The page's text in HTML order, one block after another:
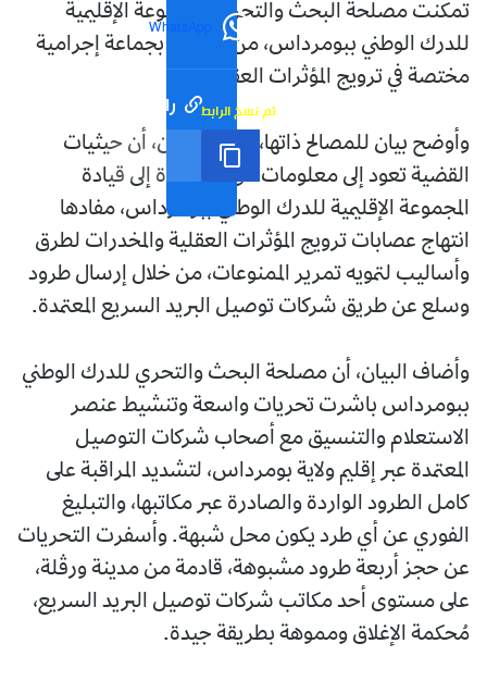
WhatsApp
رابط مختصر تم نسخ الرابط
تمكنت مصلحة البحث والتحري بالمجموعة الإقليمية
للدرك الوطني ببومرداس، من الإطاحة بجماعة إجرامية
مختصة في ترويج المؤثرات العقلية.
وأوضح بيان للمصالح ذاتها، اليوم الإثنين، أن حيثيات
القضية تعود إلى معلومات مؤكدة واردة إلى قيادة
المجموعة الإقليمية للدرك الوطني ببومرداس، مفادها
انتهاج عصابات ترويج المؤثرات العقلية والمخدرات لطرق
وأساليب لتمويه تمرير الممنوعات، من خلال إرسال طرود
وسلع عن طريق شركات توصيل البريد السريع المعتمدة.
وأضاف البيان، أن مصلحة البحث والتحري للدرك الوطني
ببومرداس باشرت تحريات واسعة وتنشيط عنصر
الاستعلام والتنسيق مع أصحاب شركات التوصيل
المعتمدة عبر إقليم ولاية بومرداس، لتشديد المراقبة على
كامل الطرود الواردة والصادرة عبر مكاتبها، والتبليغ
الفوري عن أي طرد يكون محل شبهة. وأسفرت التحريات
عن حجز أربعة طرود مشبوهة، قادمة من مدينة ورڤلة،
على مستوى أحد مكاتب شركات توصيل البريد السريع،
مُحكمة الإغلاق ومموهة بطريقة جيدة.